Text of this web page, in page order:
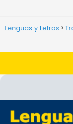
Lenguas y Letras